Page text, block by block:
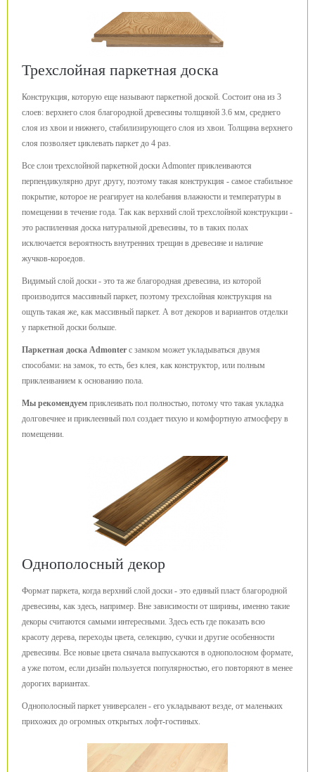
Трехслойная паркетная доска
Конструкция, которую еще называют паркетной доской. Состоит она из 3
слоев: верхнего слоя благородной древесины толщиной 3.6 мм, среднего
слоя из хвои и нижнего, стабилизирующего слоя из хвои. Толщина верхнего
слоя позволяет циклевать паркет до 4 раз.
Все слои трехслойной паркетной доски Admonter приклеиваются
перпендикулярно друг другу, поэтому такая конструкция - самое стабильное
покрытие, которое не реагирует на колебания влажности и температуры в
помещении в течение года. Так как верхний слой трехслойной конструкции -
это распиленная доска натуральной древесины, то в таких полах
исключается вероятность внутренних трещин в древесине и наличие
жучков-короедов.
Видимый слой доски - это та же благородная древесина, из которой
производится массивный паркет, поэтому трехслойная конструкция на
ощупь такая же, как массивный паркет. А вот декоров и вариантов отделки
у паркетной доски больше.
Паркетная доска Admonter с замком может укладываться двумя
способами: на замок, то есть, без клея, как конструктор, или полным
приклеиванием к основанию пола.
Мы рекомендуем приклеивать пол полностью, потому что такая укладка
долговечнее и приклеенный пол создает тихую и комфортную атмосферу в
помещении.
Однополосный декор
Формат паркета, когда верхний слой доски - это единый пласт благородной
древесины, как здесь, например. Вне зависимости от ширины, именно такие
декоры считаются самыми интересными. Здесь есть где показать всю
красоту дерева, переходы цвета, селекцию, сучки и другие особенности
древесины. Все новые цвета сначала выпускаются в однополосном формате,
а уже потом, если дизайн пользуется популярностью, его повторяют в менее
дорогих вариантах.
Однополосный паркет универсален - его укладывают везде, от маленьких
прихожих до огромных открытых лофт-гостиных.